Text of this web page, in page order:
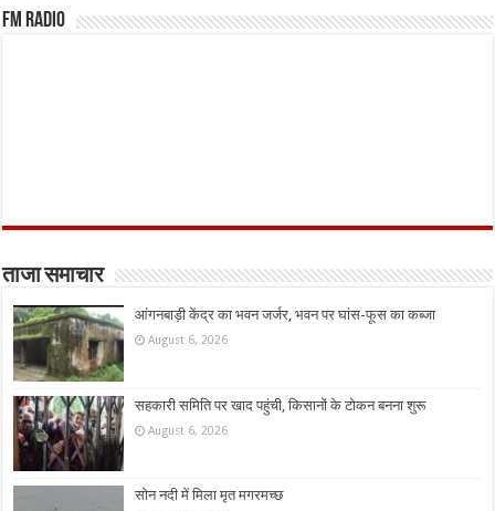
FM Radio
ताजा समाचार
आंगनबाड़ी केंद्र का भवन जर्जर, भवन पर घांस-फूस का कब्जा
August 6, 2026
सहकारी समिति पर खाद पहुंची, किसानों के टोकन बनना शुरू
August 6, 2026
सोन नदी में मिला मृत मगरमच्छ